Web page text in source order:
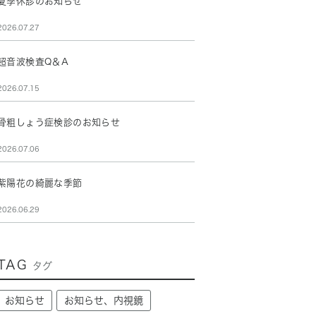
音波検査Q＆A
粗しょう症検診のお知らせ
陽花の綺麗な季節
タグ
お知らせ お知らせ、内視鏡